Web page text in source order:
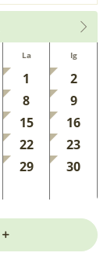
La Ig
1
2
8
9
15
16
22
23
29
30